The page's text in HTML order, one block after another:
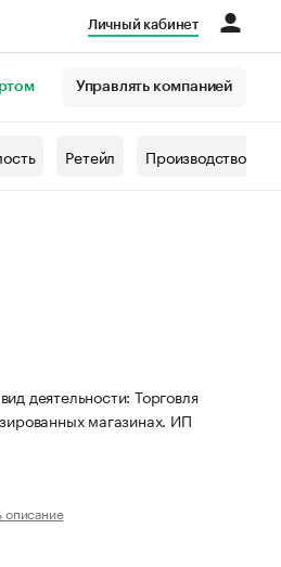
Личный кабинет
Управлять компанией
Ретейл Производство
деятельности: Торговля
магазинах. ИП
описание